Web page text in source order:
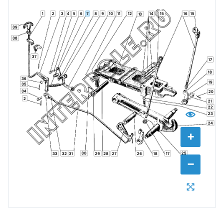
+
−
1 2
2
3 4 5 6 7 8 9 10 11 12 13 14 15 15
16
17
17
18
18
19
20
21
22
23
24
25
26
27
28
29
30
31
32
33
34
35
36
37
38
39